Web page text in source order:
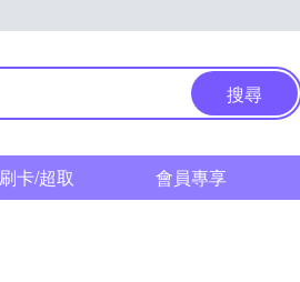
搜尋
刷卡/超取 會員專享